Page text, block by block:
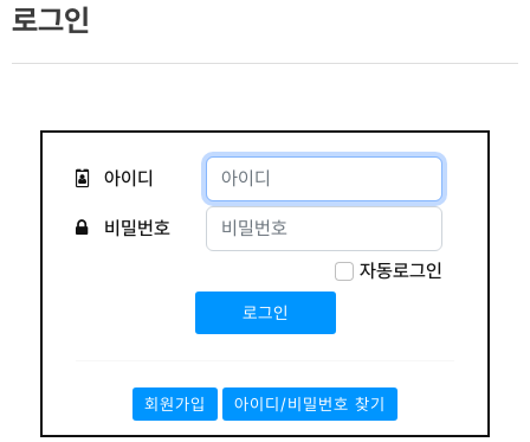
로그인
아이디
비밀번호
자동로그인
회원가입 아이디/비밀번호 찾기